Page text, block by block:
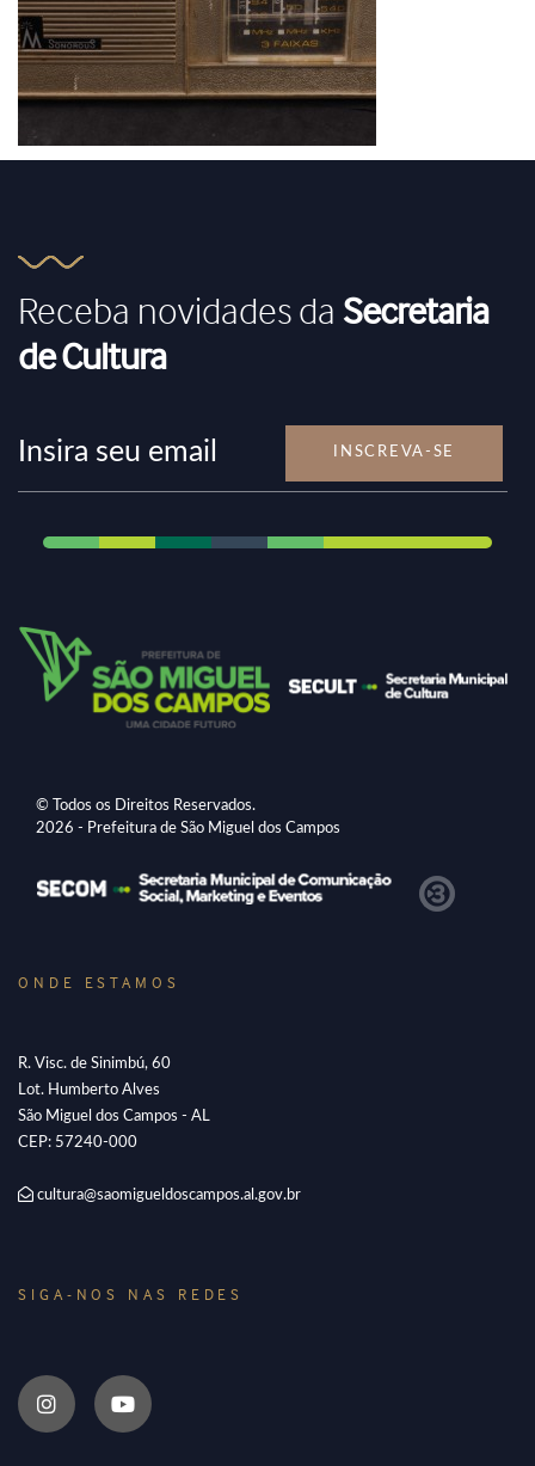
Receba novidades da Secretaria
de Cultura
INSCREVA-SE
© Todos os Direitos Reservados.
2026 - Prefeitura de São Miguel dos Campos
ONDE ESTAMOS
R. Visc. de Sinimbú, 60
Lot. Humberto Alves
São Miguel dos Campos - AL
CEP: 57240-000
cultura@saomigueldoscampos.al.gov.br
SIGA-NOS NAS REDES